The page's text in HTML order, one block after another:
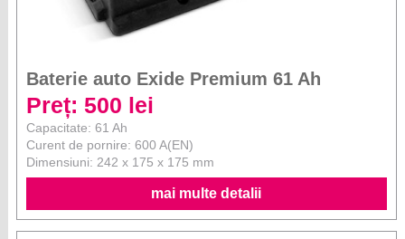
Baterie auto Exide Premium 61 Ah
Preț: 500 lei
Capacitate: 61 Ah
Curent de pornire: 600 A(EN)
Dimensiuni: 242 x 175 x 175 mm
mai multe detalii